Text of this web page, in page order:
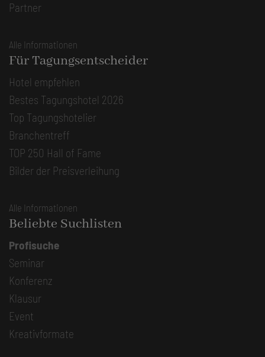
Partner
Alle Informationen
Für Tagungsentscheider
Hotel empfehlen
Bestes Tagungshotel 2026
Top Tagungshotelier
Branchentreff
TOP 250 Hall of Fame
Bilder der Preisverleihung
Alle Informationen
Beliebte Suchlisten
Profisuche
Seminar
Konferenz
Klausur
Event
Kreativformate